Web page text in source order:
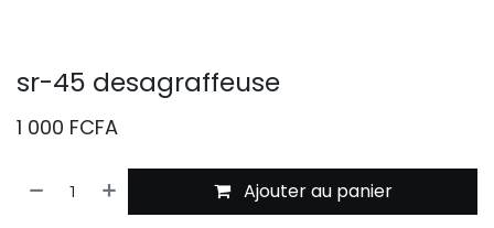
sr-45 desagraffeuse
1 000 FCFA
Ajouter au panier